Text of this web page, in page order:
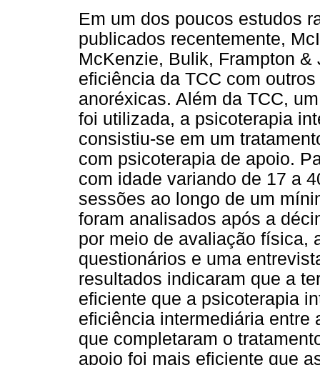
Em um dos poucos estudos
publicados recentemente,
McKenzie, Bulik, Frampton
eficiência da TCC com
anoréxicas. Além da TCC,
foi utilizada, a psicoterapia
consistiu-se em um
com psicoterapia de apoio.
com idade variando de 17 a
sessões ao longo de um
foram analisados após a
por meio de avaliação física,
questionários e uma
resultados indicaram que a
eficiente que a psicoterapia
eficiência intermediária entre
que completaram o
apoio foi mais eficiente que